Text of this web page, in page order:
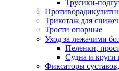
Трусики-
Трикотаж для
Трости опорные
Уход за лежачими
Пеленки,
Судна и круги
Фиксаторы